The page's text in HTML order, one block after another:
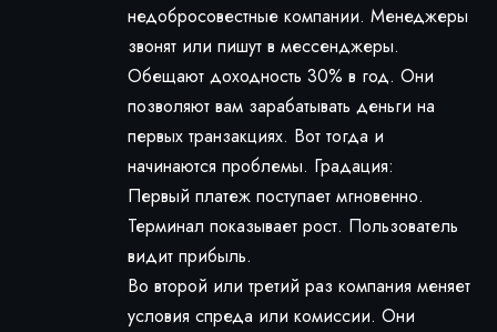
недобросовестные компании. Менеджеры
звонят или пишут в мессенджеры.
Обещают доходность 30% в год. Они
позволяют вам зарабатывать деньги на
первых транзакциях. Вот тогда и
начинаются проблемы. Градация:
Первый платеж поступает мгновенно.
Терминал показывает рост. Пользователь
видит прибыль.
Во второй или третий раз компания меняет
условия спреда или комиссии. Они